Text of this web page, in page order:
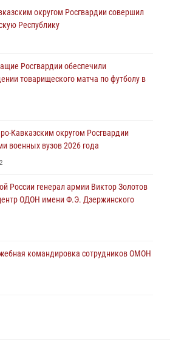
деятельность, связанная с пропагандой
законодательства
округом Росгвардии совершил
Республику
Росгвардии обеспечили
товарищеского матча по футболу в
Кавказским округом Росгвардии
военных вузов 2026 года
2
России генерал армии Виктор Золотов
ОДОН имени Ф.Э. Дзержинского
командировка сотрудников ОМОН